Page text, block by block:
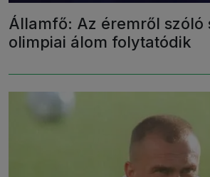
Államfő: Az éremről szóló
olimpiai álom folytatódik